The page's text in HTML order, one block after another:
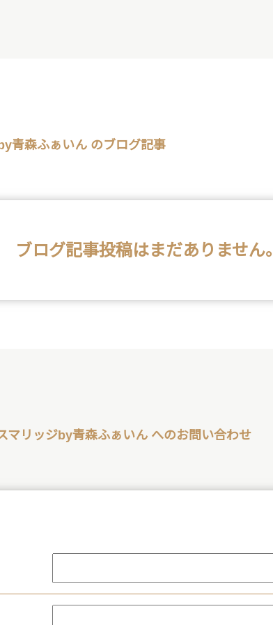
青森ふぁいん のブログ記事
ブログ記事投稿はまだありません。
マリッジby青森ふぁいん へのお問い合わせ